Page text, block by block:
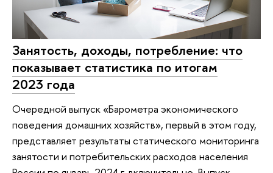
Занятость, доходы, потребление: что
показывает статистика по итогам
2023 года
Очередной выпуск «Барометра экономического
поведения домашних хозяйств», первый в этом году,
представляет результаты статического мониторинга
занятости и потребительских расходов населения